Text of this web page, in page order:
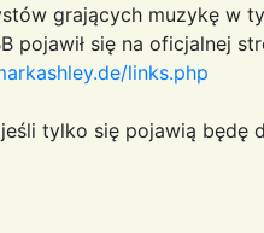
grających muzykę w
pojawił się na oficjalnej
links.php
tylko się pojawią będę